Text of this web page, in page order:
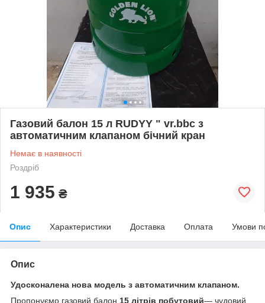
Газовий балон 15 л RUDYY " vr.bbс з
автоматичним клапаном бічний кран
Немає в наявності
Роздріб
1 935 ₴
Опис Характеристики Доставка Оплата Умови
Опис
Удосконалена нова модель з автоматичним клапаном.
Пропонуємо газовий балон 15 літрів побутовий— чудовий